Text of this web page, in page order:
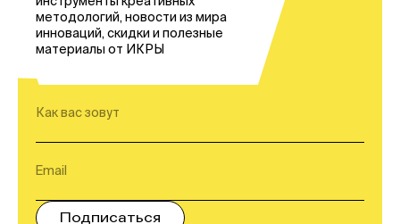
методологий, новости из мира
инноваций, скидки и полезные
материалы от ИКРЫ